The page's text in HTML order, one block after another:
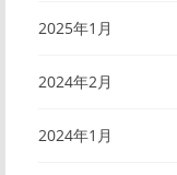
2025年1月
2024年2月
2024年1月